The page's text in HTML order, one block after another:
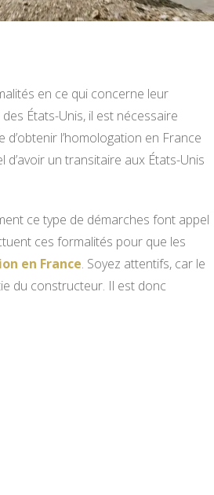
en ce qui concerne leur
États-Unis, il est nécessaire
d’obtenir l’homologation en France
un transitaire aux États-Unis
ce type de démarches font appel
ces formalités pour que les
en France. Soyez attentifs, car le
du constructeur. Il est donc